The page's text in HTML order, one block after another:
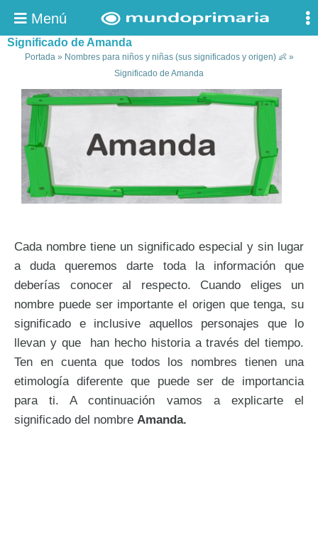
Menú
Significado de Amanda
Portada» Nombres para niños y niñas (sus significados y origen) 👶»
Significado de Amanda
Cada nombre tiene un significado especial y sin lugar
a duda queremos darte toda la información que
deberías conocer al respecto. Cuando eliges un
nombre puede ser importante el origen que tenga, su
significado e inclusive aquellos personajes que lo
llevan y que han hecho historia a través del tiempo.
Ten en cuenta que todos los nombres tienen una
etimología diferente que puede ser de importancia
para ti. A continuación vamos a explicarte el
significado del nombre Amanda.